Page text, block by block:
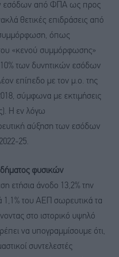
εσόδων από ΦΠΑ ως προς
θετικές επιδράσεις από
συμμόρφωση, όπως
«κενού συμμόρφωσης»
των δυνητικών εσόδων
επίπεδο με τον μ.ο. της
σύμφωνα με εκτιμήσεις
Η εν λόγω
αύξηση των εσόδων
25.
φυσικών
ετήσια άνοδο 13,2% την
1,1% του ΑΕΠ σωρευτικά τα
στο ιστορικό υψηλό
να υπογραμμίσουμε ότι,
συντελεστές